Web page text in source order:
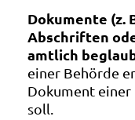
Dokumente (z.
Abschriften
amtlich
einer Behörde
Dokument
soll.